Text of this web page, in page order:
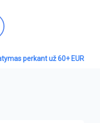
perkant už 60+ EUR